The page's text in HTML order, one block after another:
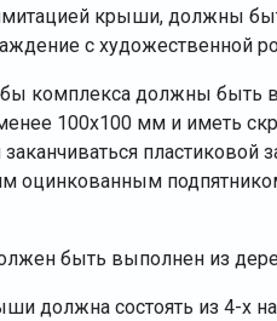
крыши, должны
с художественной
комплекса должны быть
100х100 мм и иметь
пластиковой
оцинкованным
быть выполнен из
должна состоять из 4-х